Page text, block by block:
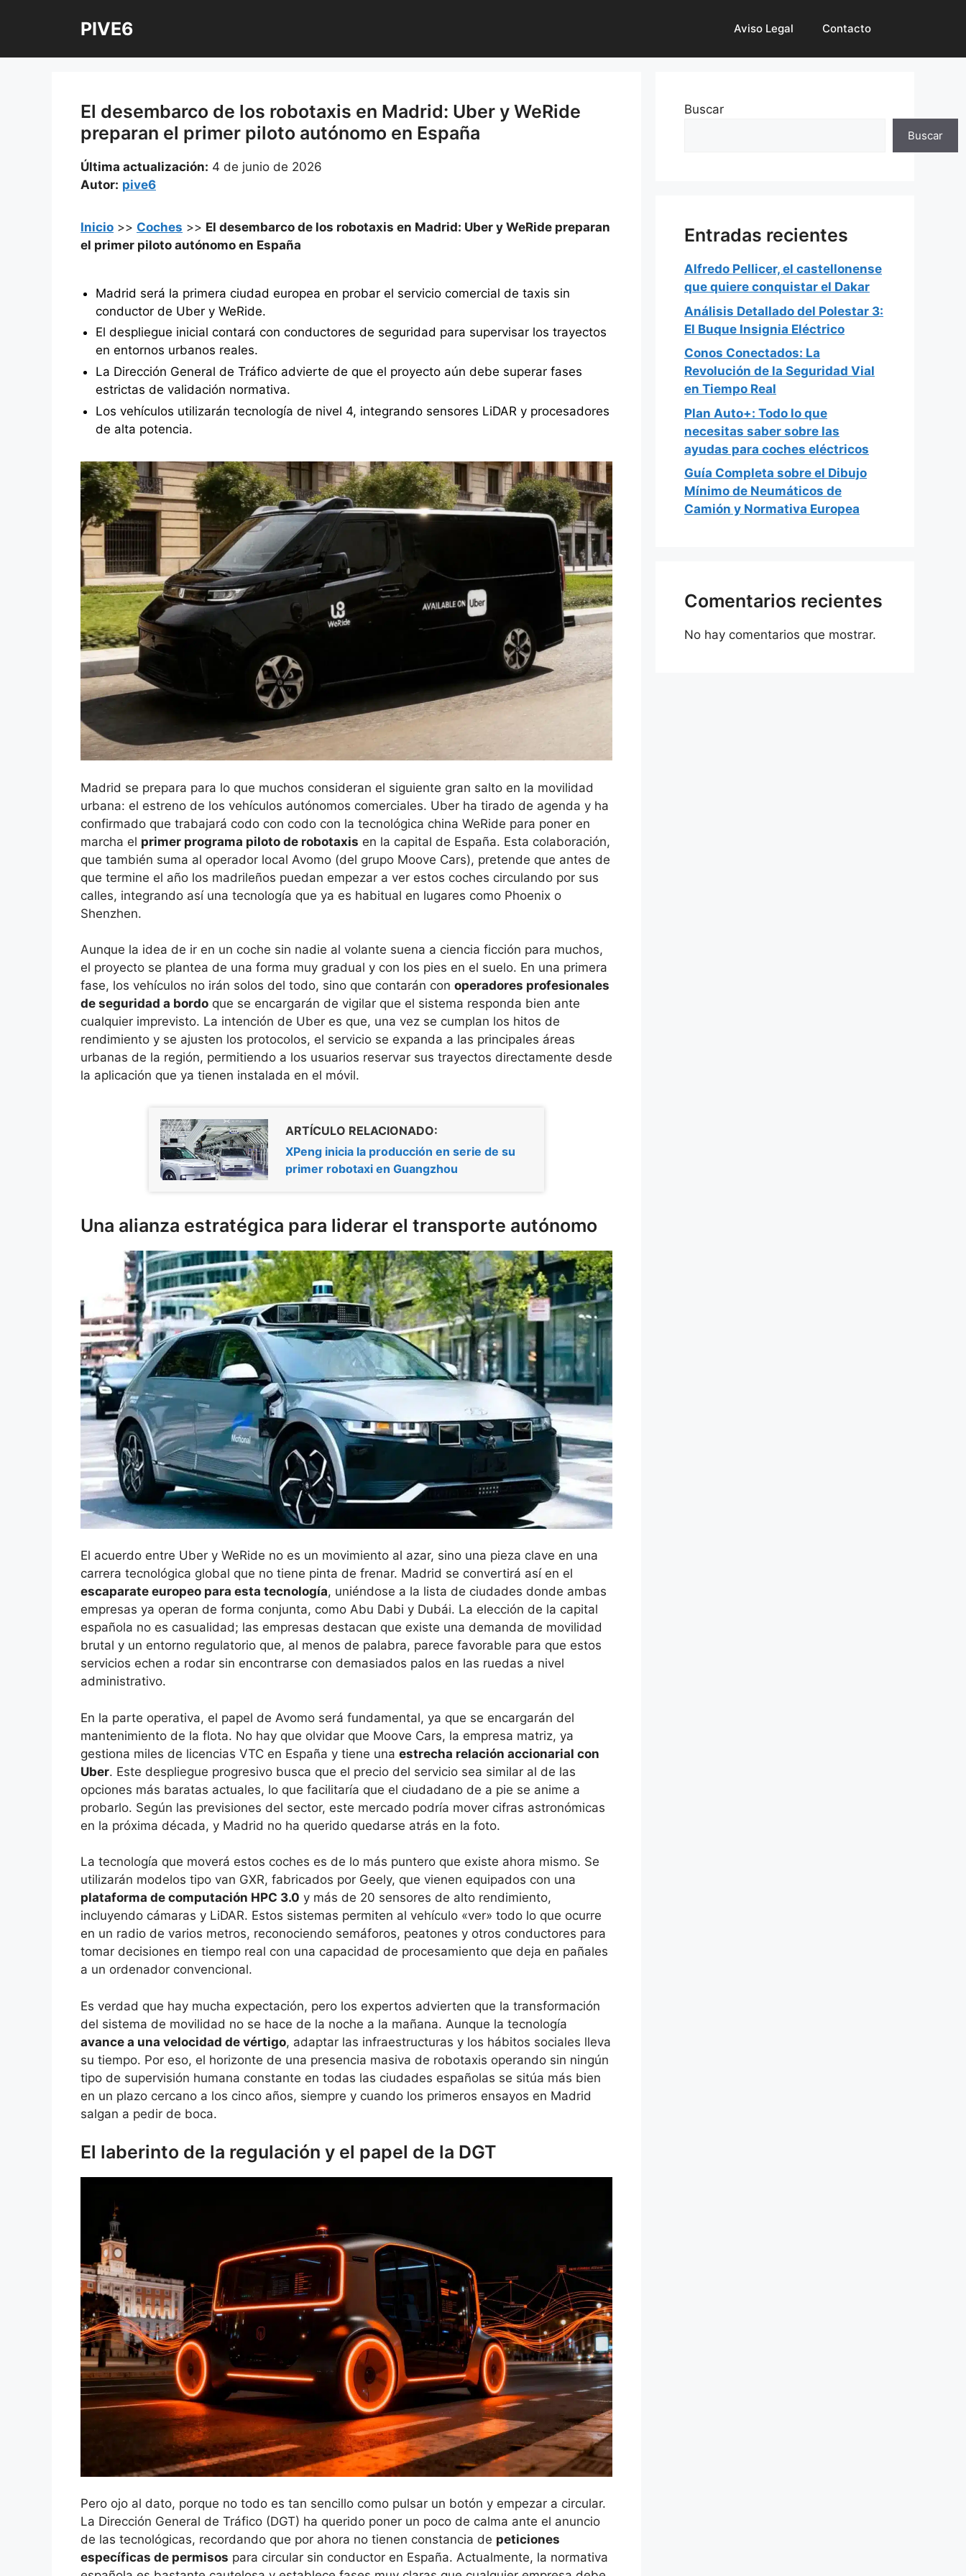
PIVE6 Aviso Legal Contacto
El desembarco de los robotaxis en Madrid: Uber y WeRide
preparan el primer piloto autónomo en España
Última actualización: 4 de junio de 2026
Autor: pive6
Inicio >> Coches >> El desembarco de los robotaxis en Madrid: Uber y WeRide preparan
el primer piloto autónomo en España
Madrid será la primera ciudad europea en probar el servicio comercial de taxis sin
conductor de Uber y WeRide.
El despliegue inicial contará con conductores de seguridad para supervisar los trayectos
en entornos urbanos reales.
La Dirección General de Tráfico advierte de que el proyecto aún debe superar fases
estrictas de validación normativa.
Los vehículos utilizarán tecnología de nivel 4, integrando sensores LiDAR y procesadores
de alta potencia.
Madrid se prepara para lo que muchos consideran el siguiente gran salto en la movilidad
urbana: el estreno de los vehículos autónomos comerciales. Uber ha tirado de agenda y ha
confirmado que trabajará codo con codo con la tecnológica china WeRide para poner en
marcha el primer programa piloto de robotaxis en la capital de España. Esta colaboración,
que también suma al operador local Avomo (del grupo Moove Cars), pretende que antes de
que termine el año los madrileños puedan empezar a ver estos coches circulando por sus
calles, integrando así una tecnología que ya es habitual en lugares como Phoenix o
Shenzhen.
Aunque la idea de ir en un coche sin nadie al volante suena a ciencia ficción para muchos,
el proyecto se plantea de una forma muy gradual y con los pies en el suelo. En una primera
fase, los vehículos no irán solos del todo, sino que contarán con operadores profesionales
de seguridad a bordo que se encargarán de vigilar que el sistema responda bien ante
cualquier imprevisto. La intención de Uber es que, una vez se cumplan los hitos de
rendimiento y se ajusten los protocolos, el servicio se expanda a las principales áreas
urbanas de la región, permitiendo a los usuarios reservar sus trayectos directamente desde
la aplicación que ya tienen instalada en el móvil.
ARTÍCULO RELACIONADO:
XPeng inicia la producción en serie de su
primer robotaxi en Guangzhou
Una alianza estratégica para liderar el transporte autónomo
El acuerdo entre Uber y WeRide no es un movimiento al azar, sino una pieza clave en una
carrera tecnológica global que no tiene pinta de frenar. Madrid se convertirá así en el
escaparate europeo para esta tecnología, uniéndose a la lista de ciudades donde ambas
empresas ya operan de forma conjunta, como Abu Dabi y Dubái. La elección de la capital
española no es casualidad; las empresas destacan que existe una demanda de movilidad
brutal y un entorno regulatorio que, al menos de palabra, parece favorable para que estos
servicios echen a rodar sin encontrarse con demasiados palos en las ruedas a nivel
administrativo.
En la parte operativa, el papel de Avomo será fundamental, ya que se encargarán del
mantenimiento de la flota. No hay que olvidar que Moove Cars, la empresa matriz, ya
gestiona miles de licencias VTC en España y tiene una estrecha relación accionarial con
Uber. Este despliegue progresivo busca que el precio del servicio sea similar al de las
opciones más baratas actuales, lo que facilitaría que el ciudadano de a pie se anime a
probarlo. Según las previsiones del sector, este mercado podría mover cifras astronómicas
en la próxima década, y Madrid no ha querido quedarse atrás en la foto.
La tecnología que moverá estos coches es de lo más puntero que existe ahora mismo. Se
utilizarán modelos tipo van GXR, fabricados por Geely, que vienen equipados con una
plataforma de computación HPC 3.0 y más de 20 sensores de alto rendimiento,
incluyendo cámaras y LiDAR. Estos sistemas permiten al vehículo «ver» todo lo que ocurre
en un radio de varios metros, reconociendo semáforos, peatones y otros conductores para
tomar decisiones en tiempo real con una capacidad de procesamiento que deja en pañales
a un ordenador convencional.
Es verdad que hay mucha expectación, pero los expertos advierten que la transformación
del sistema de movilidad no se hace de la noche a la mañana. Aunque la tecnología
avance a una velocidad de vértigo, adaptar las infraestructuras y los hábitos sociales lleva
su tiempo. Por eso, el horizonte de una presencia masiva de robotaxis operando sin ningún
tipo de supervisión humana constante en todas las ciudades españolas se sitúa más bien
en un plazo cercano a los cinco años, siempre y cuando los primeros ensayos en Madrid
salgan a pedir de boca.
El laberinto de la regulación y el papel de la DGT
Pero ojo al dato, porque no todo es tan sencillo como pulsar un botón y empezar a circular.
La Dirección General de Tráfico (DGT) ha querido poner un poco de calma ante el anuncio
de las tecnológicas, recordando que por ahora no tienen constancia de peticiones
específicas de permisos para circular sin conductor en España. Actualmente, la normativa
Buscar
Buscar
Entradas recientes
Alfredo Pellicer, el castellonense
que quiere conquistar el Dakar
Análisis Detallado del Polestar 3:
El Buque Insignia Eléctrico
Conos Conectados: La
Revolución de la Seguridad Vial
en Tiempo Real
Plan Auto+: Todo lo que
necesitas saber sobre las
ayudas para coches eléctricos
Guía Completa sobre el Dibujo
Mínimo de Neumáticos de
Camión y Normativa Europea
Comentarios recientes
No hay comentarios que mostrar.